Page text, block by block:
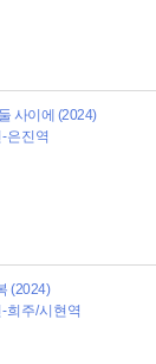
사이에 (2024)
은진역
(2024)
희주/시현역